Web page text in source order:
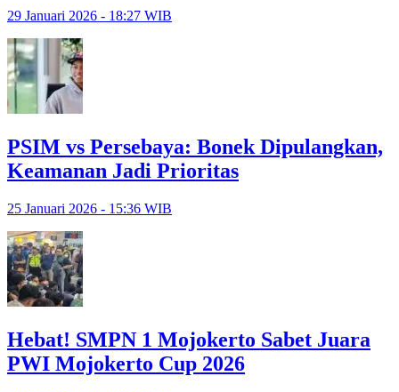
29 Januari 2026 - 18:27 WIB
PSIM vs Persebaya: Bonek Dipulangkan,
Keamanan Jadi Prioritas
25 Januari 2026 - 15:36 WIB
Hebat! SMPN 1 Mojokerto Sabet Juara
PWI Mojokerto Cup 2026